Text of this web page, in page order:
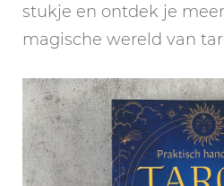
stukje en ontdek je
magische wereld van